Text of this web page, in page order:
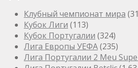
Клубный чемпионат мира
Кубок Лиги (113)
Кубок Португалии (324)
Лига Европы УЕФА(235)
Лига Португалии 2 Meu